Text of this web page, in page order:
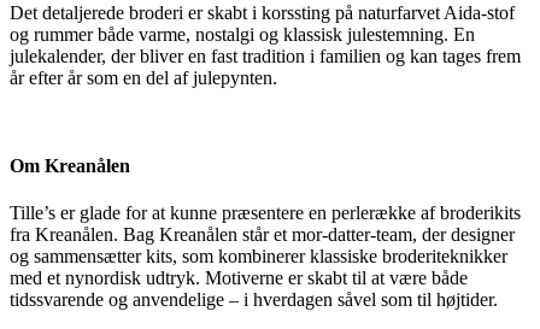
Det detaljerede broderi er skabt i korssting på naturfarvet Aida-stof
og rummer både varme, nostalgi og klassisk julestemning. En
julekalender, der bliver en fast tradition i familien og kan tages frem
år efter år som en del af julepynten.
Om Kreanålen
Tille’s er glade for at kunne præsentere en perlerække af broderikits
fra Kreanålen. Bag Kreanålen står et mor-datter-team, der designer
og sammensætter kits, som kombinerer klassiske broderiteknikker
med et nynordisk udtryk. Motiverne er skabt til at være både
tidssvarende og anvendelige – i hverdagen såvel som til højtider.